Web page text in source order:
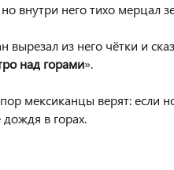
внутри него тихо мерцал
вырезал из него чётки и
над горами».
мексиканцы верят: если
дождя в горах.